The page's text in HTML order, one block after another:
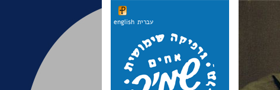
english עברית